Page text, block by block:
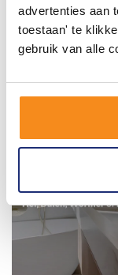
advertenties aan
toestaan' te
gebruik van alle